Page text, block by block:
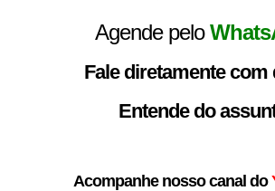
Agende pelo
Fale diretamente com
Entende do
Acompanhe nosso canal do